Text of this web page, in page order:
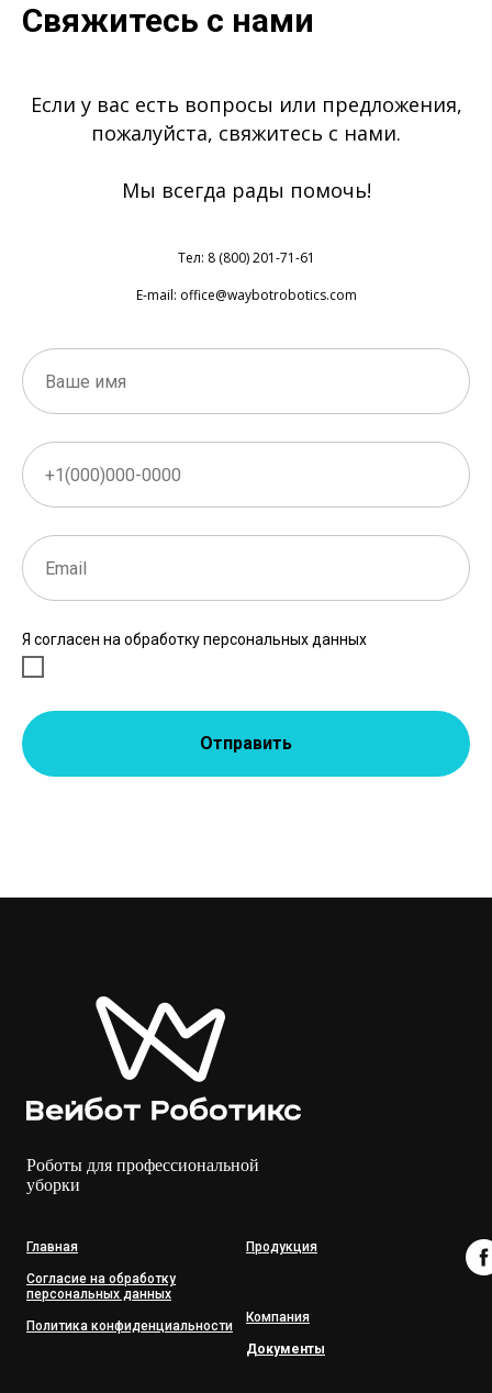
Свяжитесь с нами
Если у вас есть вопросы или предложения,
пожалуйста, свяжитесь с нами.
Мы всегда рады помочь!
Тел: 8 (800) 201-71-61
E-mail: office@waybotrobotics.com
Я согласен на обработку персональных данных
Отправить
Роботы для профессиональной
уборки
Главная
Согласие на обработку
персональных данных
Политика конфиденциальности
Продукция
Компания
Документы